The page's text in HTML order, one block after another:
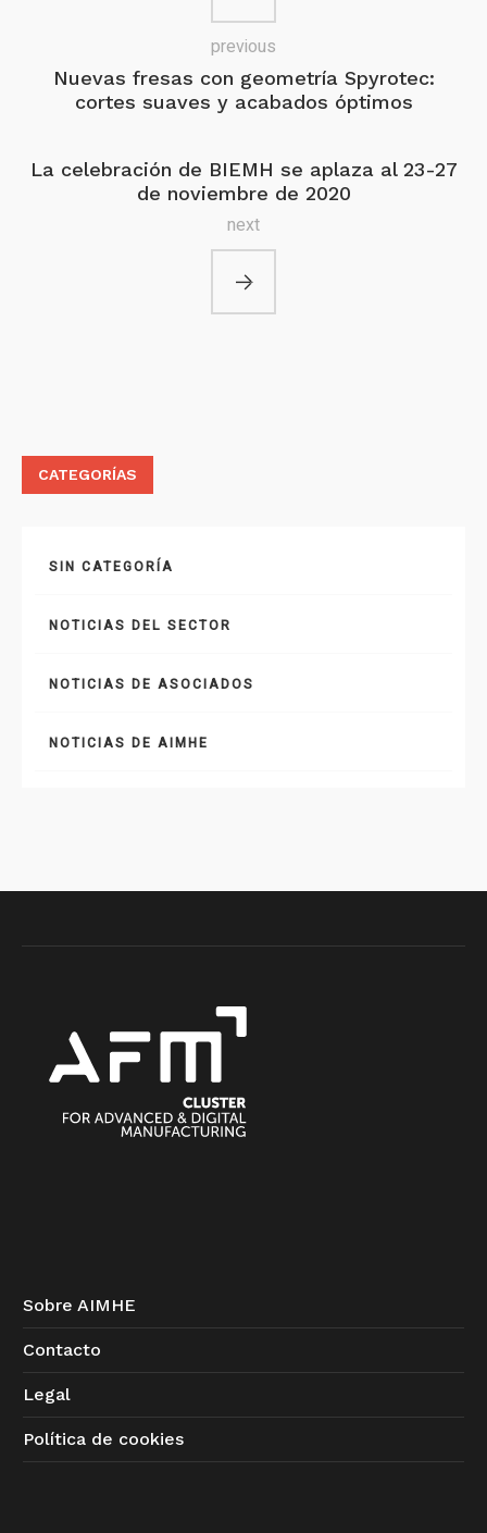
Nuevas fresas con geometría Spyrotec:
cortes suaves y acabados óptimos
previous
La celebración de BIEMH se aplaza al 23-27
de noviembre de 2020
next
CATEGORÍAS
SIN CATEGORÍA
NOTICIAS DEL SECTOR
NOTICIAS DE ASOCIADOS
NOTICIAS DE AIMHE
Sobre AIMHE
Contacto
Legal
Política de cookies